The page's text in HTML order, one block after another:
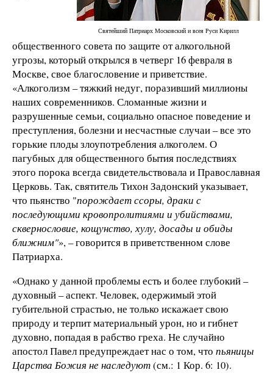
Святейший Патриарх Московский и всея Руси Кирилл
общественного совета по защите от алкогольной
угрозы, который открылся в четверг 16 февраля в
Москве, свое благословение и приветствие.
«Алкоголизм – тяжкий недуг, поразивший миллионы
наших современников. Сломанные жизни и
разрушенные семьи, социально опасное поведение и
преступления, болезни и несчастные случаи – все это
горькие плоды злоупотребления алкоголем. О
пагубных для общественного бытия последствиях
этого порока всегда свидетельствовала и Православная
Церковь. Так, святитель Тихон Задонский указывает,
что пьянство "порождает ссоры, драки с
последующими кровопролитиями и убийствами,
сквернословие, кощунство, хулу, досады и обиды
ближним"», – говорится в приветственном слове
Патриарха.
«Однако у данной проблемы есть и более глубокий –
духовный – аспект. Человек, одержимый этой
губительной страстью, не только искажает свою
природу и терпит материальный урон, но и гибнет
духовно, попадая в рабство греха. Не случайно
апостол Павел предупреждает нас о том, что пьяницы
Царства Божия не наследуют(см.: 1 Кор. 6: 10).